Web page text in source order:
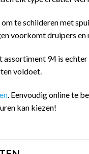
te schilderen met
voorkomt druipers
assortiment 94 is echter
voldoet.
. Eenvoudig online te
kan kiezen!